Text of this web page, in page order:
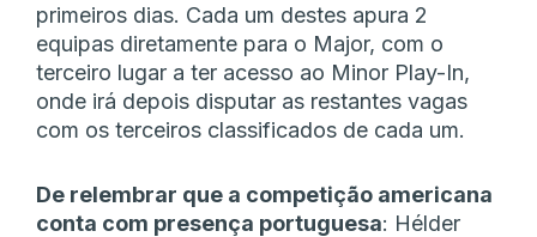
primeiros dias. Cada um destes apura 2
equipas diretamente para o Major, com o
terceiro lugar a ter acesso ao Minor Play-In,
onde irá depois disputar as restantes vagas
com os terceiros classificados de cada um.
De relembrar que a competição americana
conta com presença portuguesa: Hélder